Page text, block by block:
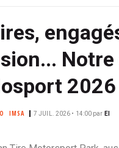
Notre
2026
IMSA 7 JUIL. 2026 • 14:00 par EI